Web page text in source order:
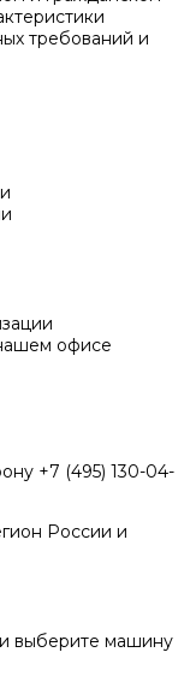
требований и
офисе
+7 (495) 130-04-
России и
выберите машину